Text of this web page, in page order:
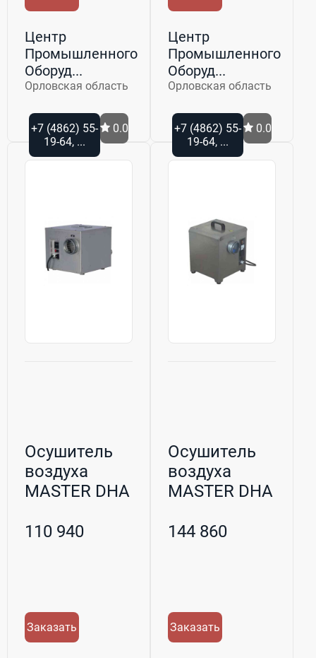
Центр
Промышленного
Оборуд...
Орловская область
+7 (4862) 55-
19-64, ...
0.0
Центр
Промышленного
Оборуд...
Орловская область
+7 (4862) 55-
19-64, ...
0.0
Осушитель
воздуха
MASTER DHA
адсорбционный
110 940
Заказать
Осушитель
воздуха
MASTER DHA
адсорбционный
144 860
Заказать